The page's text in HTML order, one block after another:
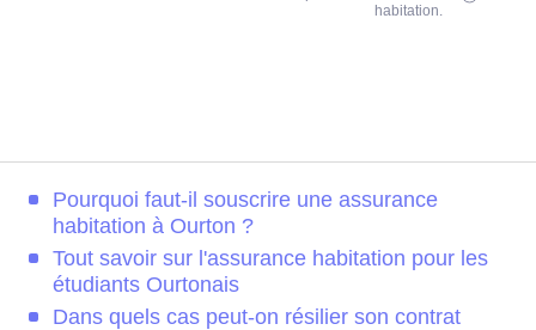
habitation.
Pourquoi faut-il souscrire une assurance
habitation à Ourton ?
Tout savoir sur l'assurance habitation pour les
étudiants Ourtonais
Dans quels cas peut-on résilier son contrat